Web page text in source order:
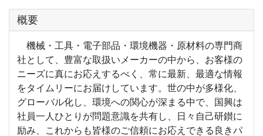
概要
機械・工具・電子部品・環境機器・原材料の専門商
社として、豊富な取扱いメーカーの中から、お客様の
ニーズに真にお応えするべく、常に最新、最適な情報
をタイムリーにお届けしています。世の中が多様化、
グローバル化し、環境への関心が深まる中で、国興は
社員一人ひとりが問題意識を共有し、日々自己研鑚に
励み、これからも皆様のご信頼にお応えできる良きパ